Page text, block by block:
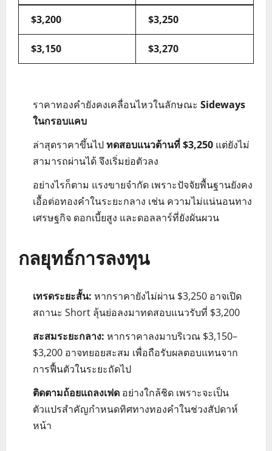
$3,200 $3,250
$3,150 $3,270
ราคาทองคำยังคงเคลื่อนไหวในลักษณะ Sideways
ในกรอบแคบ
ล่าสุดราคาขึ้นไปทดสอบแนวต้านที่ $3,250 แต่ยังไม่
สามารถผ่านได้ จึงเริ่มย่อตัวลง
อย่างไรก็ตาม แรงขายจำกัด เพราะปัจจัยพื้นฐานยังคง
เอื้อต่อทองคำในระยะกลาง เช่น ความไม่แน่นอนทาง
เศรษฐกิจ ดอกเบี้ยสูง และดอลลาร์ที่ยังผันผวน
กลยุทธ์การลงทุน
เทรดระยะสั้น: หากราคายังไม่ผ่าน $3,250 อาจเปิด
สถานะ Short ลุ้นย่อลงมาทดสอบแนวรับที่ $3,200
สะสมระยะกลาง: หากราคาลงมาบริเวณ $3,150–
$3,200 อาจทยอยสะสม เพื่อถือรับผลตอบแทนจาก
การฟื้นตัวในระยะถัดไป
ติดตามถ้อยแถลงเฟด อย่างใกล้ชิด เพราะจะเป็น
ตัวแปรสำคัญกำหนดทิศทางทองคำในช่วงสัปดาห์
หน้า